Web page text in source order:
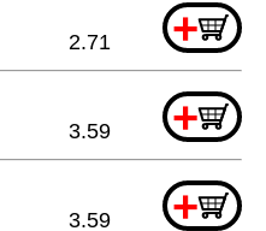
+
2.71
+
3.59
+
3.59